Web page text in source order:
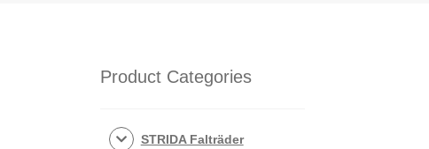
Product Categories
STRIDA Falträder